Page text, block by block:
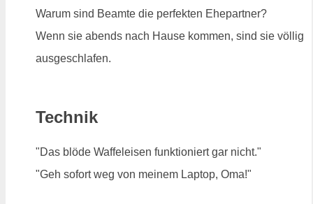
Warum sind Beamte die perfekten Ehepartner?
Wenn sie abends nach Hause kommen, sind sie völlig
ausgeschlafen.
Technik
"Das blöde Waffeleisen funktioniert gar nicht."
"Geh sofort weg von meinem Laptop, Oma!"